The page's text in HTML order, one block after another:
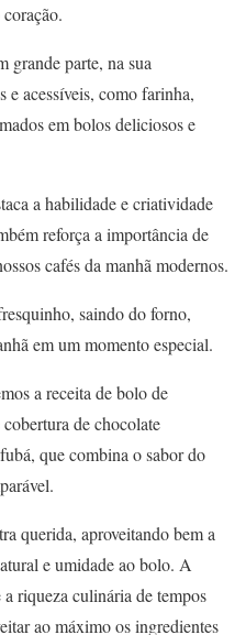
grande parte, na sua
e acessíveis, como farinha,
em bolos deliciosos e
a habilidade e criatividade
reforça a importância de
cafés da manhã modernos.
saindo do forno,
em um momento especial.
a receita de bolo de
de chocolate
que combina o sabor do
querida, aproveitando bem a
e umidade ao bolo. A
a riqueza culinária de tempos
ao máximo os ingredientes